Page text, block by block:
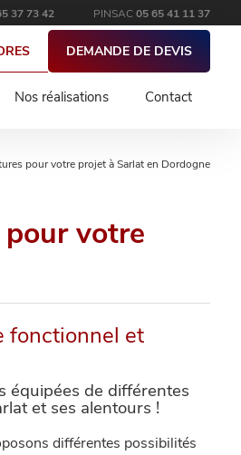
37 73 42 PINSAC05 65 41 11 37
Nos réalisations Contact
DEMANDE DE DEVIS
pour votre projet à Sarlat en Dordogne
pour votre
fonctionnel et
équipées de différentes
et ses alentours !
différentes possibilités